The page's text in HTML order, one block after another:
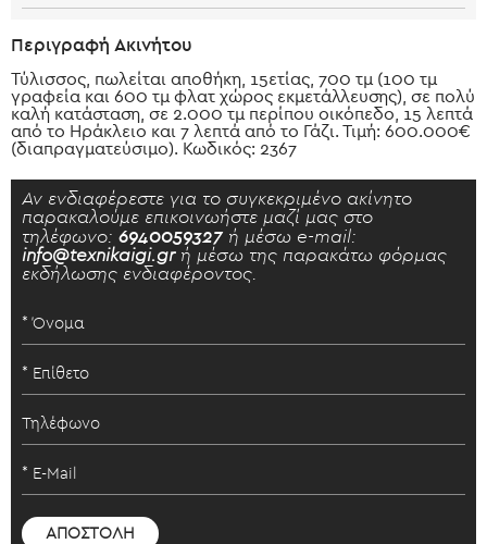
Περιγραφή Ακινήτου
Τύλισσος, πωλείται αποθήκη, 15ετίας, 700 τμ (100 τμ
γραφεία και 600 τμ φλατ χώρος εκμετάλλευσης), σε πολύ
καλή κατάσταση, σε 2.000 τμ περίπου οικόπεδο, 15 λεπτά
από το Ηράκλειο και 7 λεπτά από το Γάζι. Τιμή: 600.000€
(διαπραγματεύσιμο). Κωδικός: 2367
Αν ενδιαφέρεστε για το συγκεκριμένο ακίνητο
παρακαλούμε επικοινωήστε μαζί μας στο
τηλέφωνο: 6940059327 ή μέσω e-mail:
info@texnikaigi.grή μέσω της παρακάτω φόρμας
εκδήλωσης ενδιαφέροντος.